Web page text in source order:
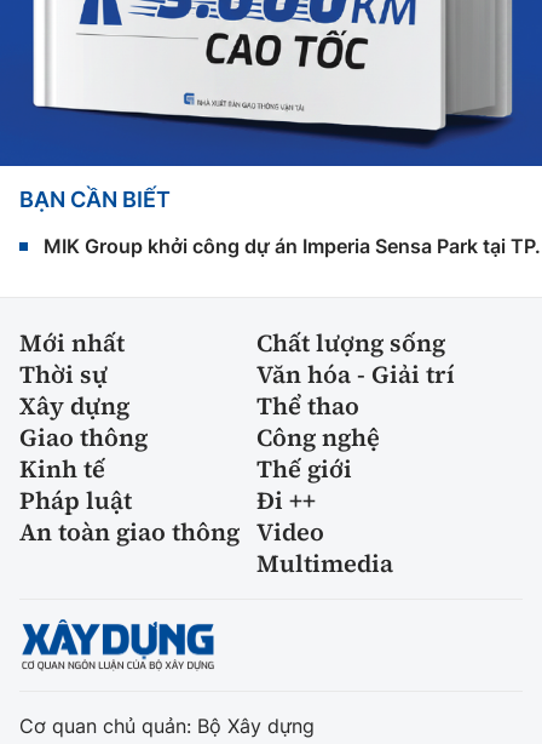
BẠN CẦN BIẾT
MIK Group khởi công dự án Imperia Sensa Park tại
Mới nhất
Chất lượng sống
Thời sự
Văn hóa - Giải trí
Xây dựng
Thể thao
Giao thông
Công nghệ
Kinh tế
Thế giới
Pháp luật
Đi ++
An toàn giao thông Video
Multimedia
Cơ quan chủ quản: Bộ Xây dựng